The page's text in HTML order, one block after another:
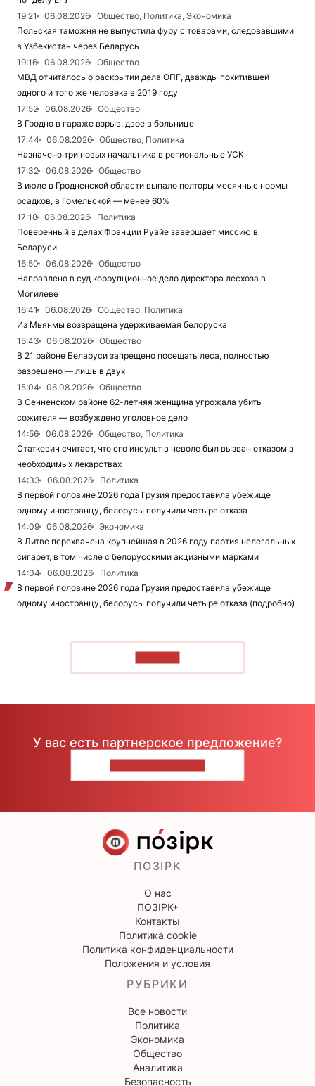
19:21
06.08.2026
Общество, Политика, Экономика
Польская таможня не выпустила фуру с товарами, следовавшими
в Узбекистан через Беларусь
19:16
06.08.2026
Общество
МВД отчиталось о раскрытии дела ОПГ, дважды похитившей
одного и того же человека в 2019 году
17:52
06.08.2026
Общество
В Гродно в гараже взрыв, двое в больнице
17:44
06.08.2026
Общество, Политика
Назначено три новых начальника в региональные УСК
17:32
06.08.2026
Общество
В июле в Гродненской области выпало полторы месячные нормы
осадков, в Гомельской — менее 60%
17:18
06.08.2026
Политика
Поверенный в делах Франции Руайе завершает миссию в
Беларуси
16:50
06.08.2026
Общество
Направлено в суд коррупционное дело директора лесхоза в
Могилеве
16:41
06.08.2026
Общество, Политика
Из Мьянмы возвращена удерживаемая белоруска
15:43
06.08.2026
Общество
В 21 районе Беларуси запрещено посещать леса, полностью
разрешено — лишь в двух
15:04
06.08.2026
Общество
В Сенненском районе 62-летняя женщина угрожала убить
сожителя — возбуждено уголовное дело
14:56
06.08.2026
Общество, Политика
Статкевич считает, что его инсульт в неволе был вызван отказом в
необходимых лекарствах
14:33
06.08.2026
Политика
В первой половине 2026 года Грузия предоставила убежище
одному иностранцу, белорусы получили четыре отказа
14:09
06.08.2026
Экономика
В Литве перехвачена крупнейшая в 2026 году партия нелегальных
сигарет, в том числе с белорусскими акцизными марками
14:04
06.08.2026
Политика
В первой половине 2026 года Грузия предоставила убежище
одному иностранцу, белорусы получили четыре отказа (подробно)
У вас есть партнерское предложение?
ПОЗІРК
О нас
ПОЗІРК+
Контакты
Политика cookie
Политика конфиденциальности
Положения и условия
РУБРИКИ
Все новости
Политика
Экономика
Общество
Аналитика
Безопасность